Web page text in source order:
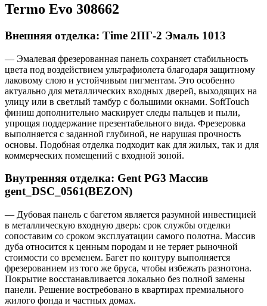
Termo Evo 308662
Внешняя отделка: Time 2ПГ-2 Эмаль 1013
— Эмалевая фрезерованная панель сохраняет стабильность
цвета под воздействием ультрафиолета благодаря защитному
лаковому слою и устойчивым пигментам. Это особенно
актуально для металлических входных дверей, выходящих на
улицу или в светлый тамбур с большими окнами. SoftTouch
финиш дополнительно маскирует следы пальцев и пыли,
упрощая поддержание презентабельного вида. Фрезеровка
выполняется с заданной глубиной, не нарушая прочность
основы. Подобная отделка подходит как для жилых, так и для
коммерческих помещений с входной зоной.
Внутренняя отделка: Gent PG3 Массив
gent_DSC_0561(BEZON)
— Дубовая панель с багетом является разумной инвестицией
в металлическую входную дверь: срок службы отделки
сопоставим со сроком эксплуатации самого полотна. Массив
дуба относится к ценным породам и не теряет рыночной
стоимости со временем. Багет по контуру выполняется
фрезерованием из того же бруса, чтобы избежать разнотона.
Покрытие восстанавливается локально без полной замены
панели. Решение востребовано в квартирах премиального
жилого фонда и частных домах.